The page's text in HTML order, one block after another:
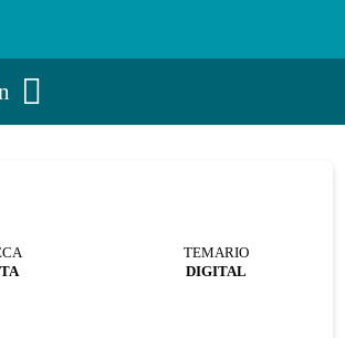
TEMARIO
DIGITAL